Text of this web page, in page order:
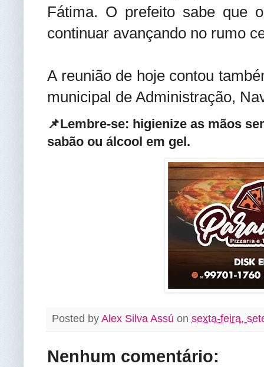
Fátima. O prefeito sabe que
continuar avançando no rumo
A reunião de hoje contou
municipal de Administração,
📌Lembre-se: higienize as mãos
sabão ou álcool em gel .
Posted by Alex Silva Assú on sexta-feira,
Nenhum comentário: